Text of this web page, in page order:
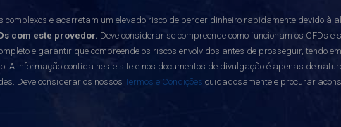
complexos e acarretam um elevado risco de perder dinheiro rapidamente devido à
com este provedor. Deve considerar se compreende como funcionam os CFDs
e garantir que compreende os riscos envolvidos antes de prosseguir, tendo
A informação contida neste site e nos documentos de divulgação é apenas de
Deve considerar os nossos Termos e Condições cuidadosamente e procurar